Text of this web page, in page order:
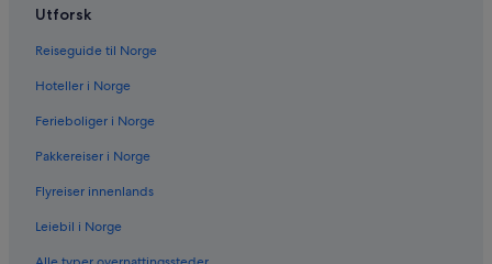
Utforsk
Reiseguide til Norge
Hoteller i Norge
Ferieboliger i Norge
Pakkereiser i Norge
Flyreiser innenlands
Leiebil i Norge